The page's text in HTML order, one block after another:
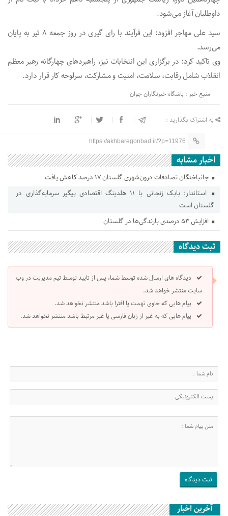
داوطلبان آغاز می‌شود.
سید علی مهاجر افزود: این فرآیند با رای گیری در روز جمعه ۸ تیر به پایان
می‌رسد.
وی تاکید کرد: در برگزاری این انتخابات نیز، راهبرد‌های چهارگانه رهبر معظم
انقلاب شامل رقابت، سلامت، امنیت و مشارکت، سرلوحه کار قرار دارد.
منبع خبر : باشگاه خبرنگاران جوان
به اشتراک بگذارید :
https://akhbaregonbad.ir/?p=11976
اخبار مشابه
جانباختگان تصادفات درون‌شهری گلستان ۱۷ درصد کاهش یافت
استاندار: بابک زنجانی با ۱۱ هلدینگ اقتصادی پیگیر سرمایه‌گذاری در
گلستان است
افزایش ۵۳ درصدی بارندگی‌ها در گلستان
ثبت دیدگاه
دیدگاه های ارسال شده توسط شما، پس از تایید توسط تیم مدیریت در وب
سایت منتشر خواهد شد.
پیام هایی که حاوی تهمت یا افترا باشد منتشر نخواهد شد.
پیام هایی که به غیر از زبان فارسی یا غیر مرتبط باشد منتشر نخواهد شد.
آخرین اخبار